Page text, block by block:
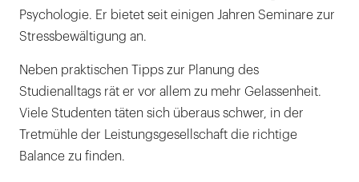
Psychologie. Er bietet seit einigen Jahren Seminare zur
Stressbewältigung an.
Neben praktischen Tipps zur Planung des
Studienalltags rät er vor allem zu mehr Gelassenheit.
Viele Studenten täten sich überaus schwer, in der
Tretmühle der Leistungsgesellschaft die richtige
Balance zu finden.